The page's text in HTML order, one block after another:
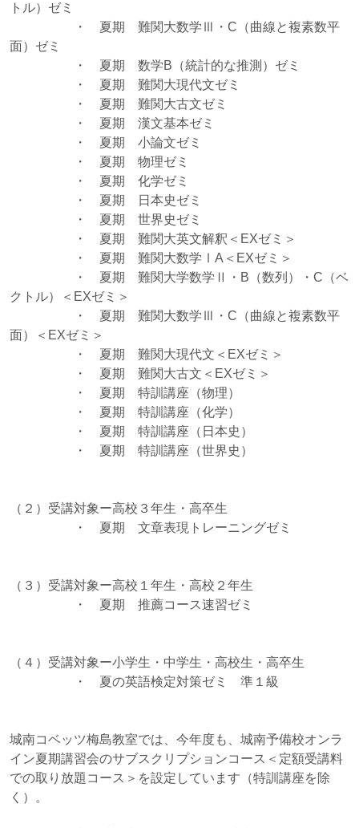
トル）ゼミ
・ 夏期 難関大数学Ⅲ・C（曲線と複素数平
面）ゼミ
・ 夏期 数学B（統計的な推測）ゼミ
・ 夏期 難関大現代文ゼミ
・ 夏期 難関大古文ゼミ
・ 夏期 漢文基本ゼミ
・ 夏期 小論文ゼミ
・ 夏期 物理ゼミ
・ 夏期 化学ゼミ
・ 夏期 日本史ゼミ
・ 夏期 世界史ゼミ
・ 夏期 難関大英文解釈＜EXゼミ＞
・ 夏期 難関大数学ⅠA＜EXゼミ＞
・ 夏期 難関大学数学Ⅱ・B（数列）・C（ベ
クトル）＜EXゼミ＞
・ 夏期 難関大数学Ⅲ・C（曲線と複素数平
面）＜EXゼミ＞
・ 夏期 難関大現代文＜EXゼミ＞
・ 夏期 難関大古文＜EXゼミ＞
・ 夏期 特訓講座（物理）
・ 夏期 特訓講座（化学）
・ 夏期 特訓講座（日本史）
・ 夏期 特訓講座（世界史）
（２）受講対象ー高校３年生・高卒生
・ 夏期 文章表現トレーニングゼミ
（３）受講対象ー高校１年生・高校２年生
・ 夏期 推薦コース速習ゼミ
（４）受講対象ー小学生・中学生・高校生・高卒生
・ 夏の英語検定対策ゼミ 準１級
城南コベッツ梅島教室では、今年度も、城南予備校オンラ
イン夏期講習会のサブスクリプションコース＜定額受講料
での取り放題コース＞を設定しています（特訓講座を除
く）。